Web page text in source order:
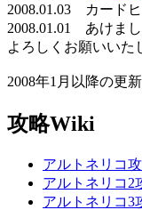
2008.01.03 カード
2008.01.01 あけま
よろしくお願いいた
2008年1月以降の更
攻略Wiki
アルトネリコ
アルトネリコ2
アルトネリコ3